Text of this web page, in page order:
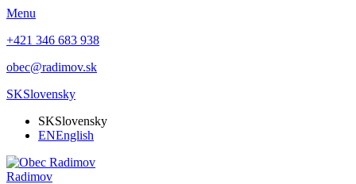
Menu
+421 346 683 938
obec@radimov.sk
SKSlovensky
SKSlovensky
ENEnglish
Radimov